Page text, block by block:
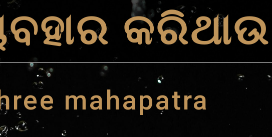
କରିଥାଉ l
mahapatra